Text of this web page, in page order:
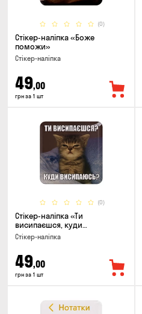
(0)
Стікер-наліпка «Боже
поможи»
Стікер-наліпка
49,00
грн за 1 шт
(0)
Стікер-наліпка «Ти
висипаєшся, куди
висипаюсь»
Стікер-наліпка
49,00
грн за 1 шт